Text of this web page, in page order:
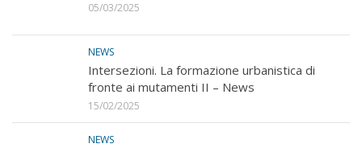
05/03/2025
NEWS
Intersezioni. La formazione urbanistica di
fronte ai mutamenti II – News
15/02/2025
NEWS